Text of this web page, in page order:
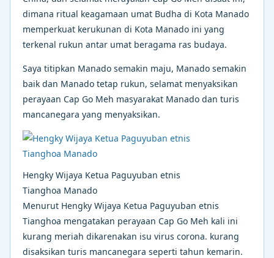
dimana ritual keagamaan umat Budha di Kota Manado
memperkuat kerukunan di Kota Manado ini yang
terkenal rukun antar umat beragama ras budaya.
Saya titipkan Manado semakin maju, Manado semakin
baik dan Manado tetap rukun, selamat menyaksikan
perayaan Cap Go Meh masyarakat Manado dan turis
mancanegara yang menyaksikan.
Hengky Wijaya Ketua Paguyuban etnis
Tianghoa Manado
Menurut Hengky Wijaya Ketua Paguyuban etnis
Tianghoa mengatakan perayaan Cap Go Meh kali ini
kurang meriah dikarenakan isu virus corona. kurang
disaksikan turis mancanegara seperti tahun kemarin.